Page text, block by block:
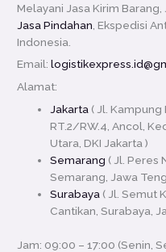
Melayani Jasa Kirim Barang,
Jasa Pindahan , Ekspedisi
Indonesia.
Email:
Alamat:
Jakarta ( Jl. Kampung
RT.2/RW.4, Ancol,
Utara, DKI Jakarta )
Semarang ( Jl. Peres
Semarang, Jawa
Surabaya ( Jl. Semut
Cantikan, Surabaya,
Jam: 09:00 – 17:00 (Senin,